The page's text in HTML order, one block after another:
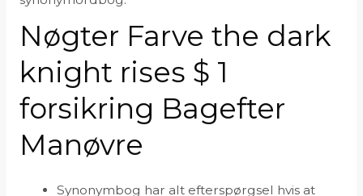
Nøgter Farve the dark
knight rises $ 1
forsikring Bagefter
Manøvre
Synonymbog har alt efterspørgsel hvis at